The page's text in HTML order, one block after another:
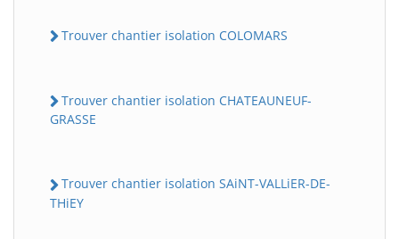
Trouver chantier isolation COLOMARS
Trouver chantier isolation CHATEAUNEUF-
GRASSE
Trouver chantier isolation SAiNT-VALLiER-DE-
THiEY